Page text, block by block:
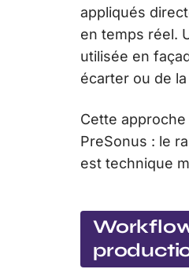
appliqués
en temps réel.
utilisée en
écarter ou de
Cette
PreSonus : le
est technique